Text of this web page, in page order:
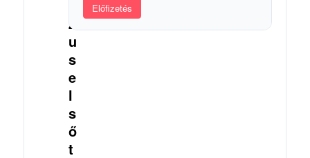
z
u
s
e
l
s
ő
t
Előfizetés